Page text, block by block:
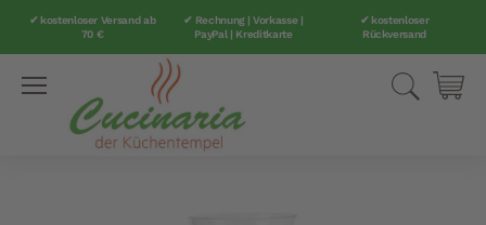
✔ kostenloser Versand ab
70 €
✔ Rechnung | Vorkasse |
PayPal | Kreditkarte
✔ kostenloser
Rückversand
Suche